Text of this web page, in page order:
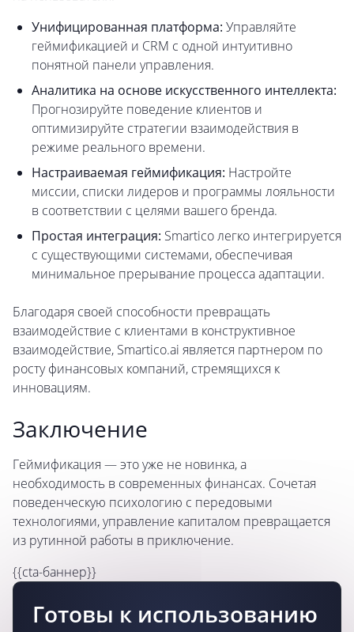
Унифицированная платформа: Управляйте
геймификацией и CRM с одной интуитивно
понятной панели управления.
Аналитика на основе искусственного интеллекта:
Прогнозируйте поведение клиентов и
оптимизируйте стратегии взаимодействия в
режиме реального времени.
Настраиваемая геймификация: Настройте
миссии, списки лидеров и программы лояльности
в соответствии с целями вашего бренда.
Простая интеграция: Smartico легко интегрируется
с существующими системами, обеспечивая
минимальное прерывание процесса адаптации.
Благодаря своей способности превращать
взаимодействие с клиентами в конструктивное
взаимодействие, Smartico.ai является партнером по
росту финансовых компаний, стремящихся к
инновациям.
Заключение
Геймификация — это уже не новинка, а
необходимость в современных финансах. Сочетая
поведенческую психологию с передовыми
технологиями, управление капиталом превращается
из рутинной работы в приключение.
{{cta-баннер}}
Готовы к использованию